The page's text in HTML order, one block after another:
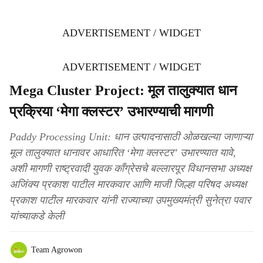
ADVERTISEMENT / WIDGET
ADVERTISEMENT / WIDGET
Mega Cluster Project: मूल तालुक्यात धान
प्रक्रिया ‘मेगा क्लस्टर’ उभारण्याची मागणी
Paddy Processing Unit: धान उत्पादनासाठी ओळखल्या जाणाऱ्या
मूल तालुक्यात धानावर आधारित ‘मेगा क्लस्टर’ उभारण्यात यावे,
अशी मागणी राष्ट्रवादी युवक काँग्रेसचे बल्लारपूर विधानसभा अध्यक्ष
अजिंक्य प्रकाश पाटील मारकवार आणि माजी जिल्हा परिषद अध्यक्ष
प्रकाश पाटील मारकवार यांनी राज्याच्या उपमुख्यमंत्री सुनेत्रा पवार
यांच्याकडे केली
Team Agrowon